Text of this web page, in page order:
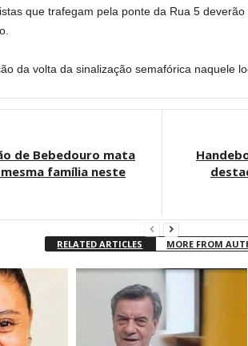
que trafegam pela ponte da Rua 5
da volta da sinalização semafórica naquele
de Bebedouro mata
família neste
RELATED ARTICLES MORE FROM